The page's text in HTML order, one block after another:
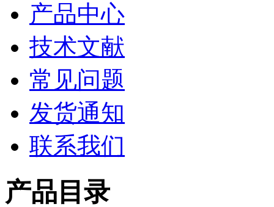
产品中心
技术文献
常见问题
发货通知
联系我们
产品目录